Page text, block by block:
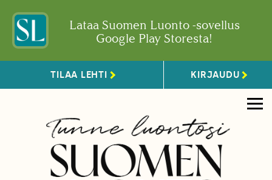
Lataa Suomen Luonto -sovellus
Google Play Storesta!
TILAA LEHTI KIRJAUDU